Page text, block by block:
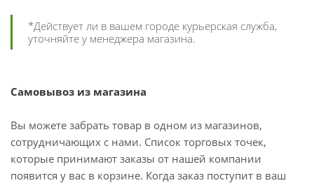
*Действует ли в вашем городе курьерская служба,
уточняйте у менеджера магазина.
Самовывоз из магазина
Вы можете забрать товар в одном из магазинов,
сотрудничающих с нами. Список торговых точек,
которые принимают заказы от нашей компании
появится у вас в корзине. Когда заказ поступит в ваш